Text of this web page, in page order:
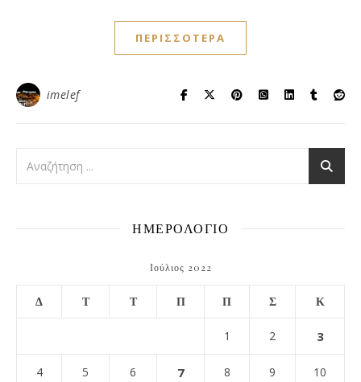
ΠΕΡΙΣΣΌΤΕΡΑ
imelef
ΗΜΕΡΟΛΟΓΙΟ
Ιούλιος 2022
Δ Τ Τ Π Π Σ Κ
1 2 3
4 5 6 7 8 9 10